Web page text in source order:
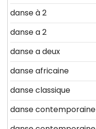
danse à 2
danse a 2
danse a deux
danse africaine
danse classique
danse contemporaine